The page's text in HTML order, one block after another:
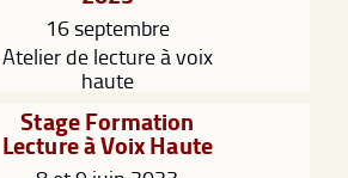
16 septembre
Atelier de lecture à voix
haute
Stage Formation
Lecture à Voix Haute